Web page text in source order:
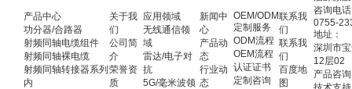
产品中心
功分器/合路器
射频同轴电缆组件
射频同轴裸电缆
射频同轴转接器系列
内
关于我
们
公司简
介
荣誉资
质
应用领域
无线通信领
域
雷达/电子对
抗
5G/毫米波领
新闻中
心
产品动
态
行业动
态
OEM/ODM
定制服务
ODM流程
OEM流程
认证证书
定制咨询
联系我
们
联系我
们
百度地
图
咨询电话
0755-
地址：
深圳市
12层02
产品咨